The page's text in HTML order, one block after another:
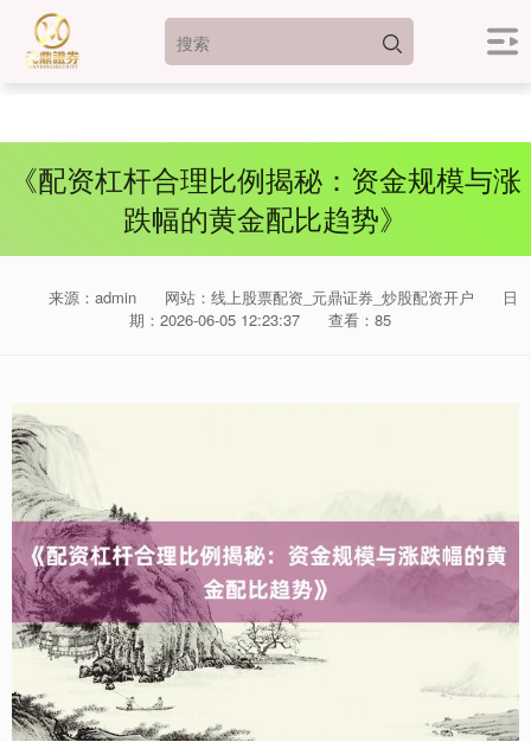
《配资杠杆合理比例揭秘：资金规模与涨
跌幅的黄金配比趋势》
来源：admin 网站：线上股票配资_元鼎证券_炒股配资开户
日
期：2026-06-05 12:23:37
查看：85